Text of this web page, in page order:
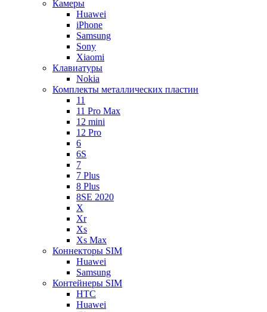
Камеры
Huawei
iPhone
Samsung
Sony
Xiaomi
Клавиатуры
Nokia
Комплекты металлических пластин
11
11 Pro Max
12 mini
12 Pro
6
6S
7
7 Plus
8 Plus
8SE 2020
X
Xr
Xs
Xs Max
Коннекторы SIM
Huawei
Samsung
Контейнеры SIM
HTC
Huawei